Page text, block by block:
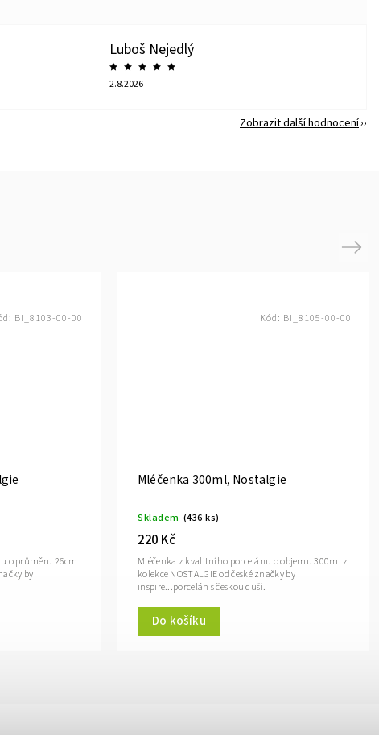
Luboš Nejedlý
2.8.2026
Zobrazit další hodnocení
o průměru 26cm
by
BI_8103-00-00
Mléčenka 300ml, Nostalgie
Skladem (436 ks)
220 Kč
Do košíku
Mléčenka z kvalitního porcelánu o objemu 300ml z
kolekce NOSTALGIE od české značky by
inspire...porcelán s českou duší.
Kód: BI_8105-00-00
Next